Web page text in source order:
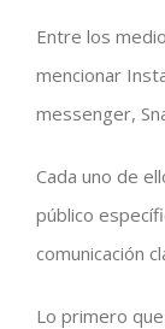
Entre los
mencionar
messenger,
Cada uno de
público
comunicación
Lo primero